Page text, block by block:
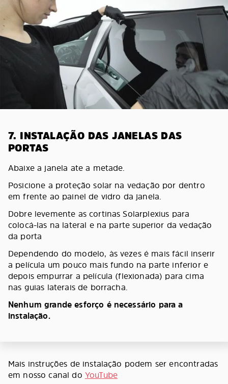
7. INSTALAÇÃO DAS JANELAS DAS
PORTAS
Abaixe a janela ate a metade.
Posicione a proteção solar na vedação por dentro
em frente ao painel de vidro da janela.
Dobre levemente as cortinas Solarplexius para
colocá-las na lateral e na parte superior da vedação
da porta
Dependendo do modelo, às vezes é mais fácil inserir
a película um pouco mais fundo na parte inferior e
depois empurrar a película (flexionada) para cima
nas guias laterais de borracha.
Nenhum grande esforço é necessário para a
instalação.
Mais instruções de instalação podem ser encontradas
em nosso canal do YouTube